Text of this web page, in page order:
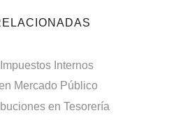
Internos
Mercado Público
en Tesorería